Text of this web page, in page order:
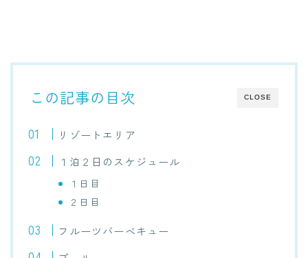
CLOSE
この記事の目次
リゾートエリア
１泊２日のスケジュール
１日目
２日目
フルーツバーベキュー